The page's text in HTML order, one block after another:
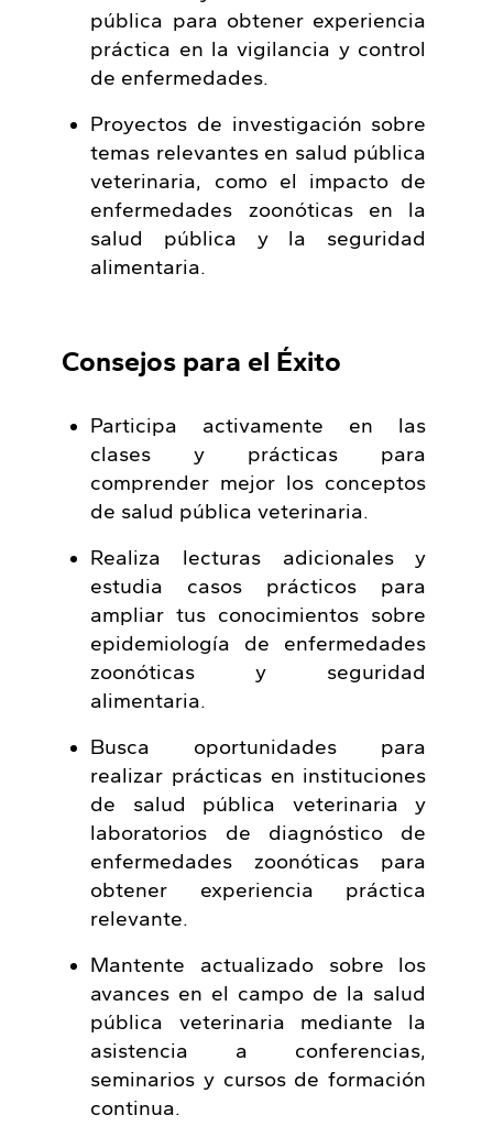
pública para obtener experiencia
práctica en la vigilancia y control
de enfermedades.
Proyectos de investigación sobre
temas relevantes en salud pública
veterinaria, como el impacto de
enfermedades zoonóticas en la
salud pública y la seguridad
alimentaria.
Consejos para el Éxito
Participa activamente en las
clases y prácticas para
comprender mejor los conceptos
de salud pública veterinaria.
Realiza lecturas adicionales y
estudia casos prácticos para
ampliar tus conocimientos sobre
epidemiología de enfermedades
zoonóticas y seguridad
alimentaria.
Busca oportunidades para
realizar prácticas en instituciones
de salud pública veterinaria y
laboratorios de diagnóstico de
enfermedades zoonóticas para
obtener experiencia práctica
relevante.
Mantente actualizado sobre los
avances en el campo de la salud
pública veterinaria mediante la
asistencia a conferencias,
seminarios y cursos de formación
continua.